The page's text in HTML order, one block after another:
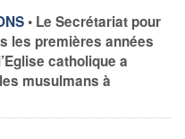
• Le Secrétariat pour
les premières années
catholique a
musulmans à